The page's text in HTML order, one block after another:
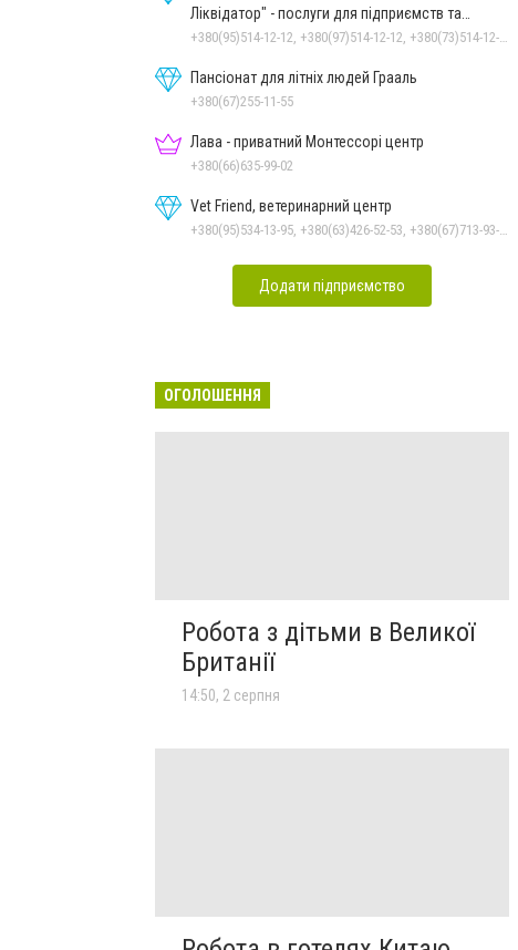
Ліквідатор" - послуги для підприємств та
населення
Пансіонат для літніх людей Грааль
+380(67)255-11-55
Лава - приватний Монтессорі центр
+380(66)635-99-02
Vet Friend, ветеринарний центр
Додати підприємство
ОГОЛОШЕННЯ
Робота з дітьми в Великої
Британії
14:50, 2 серпня